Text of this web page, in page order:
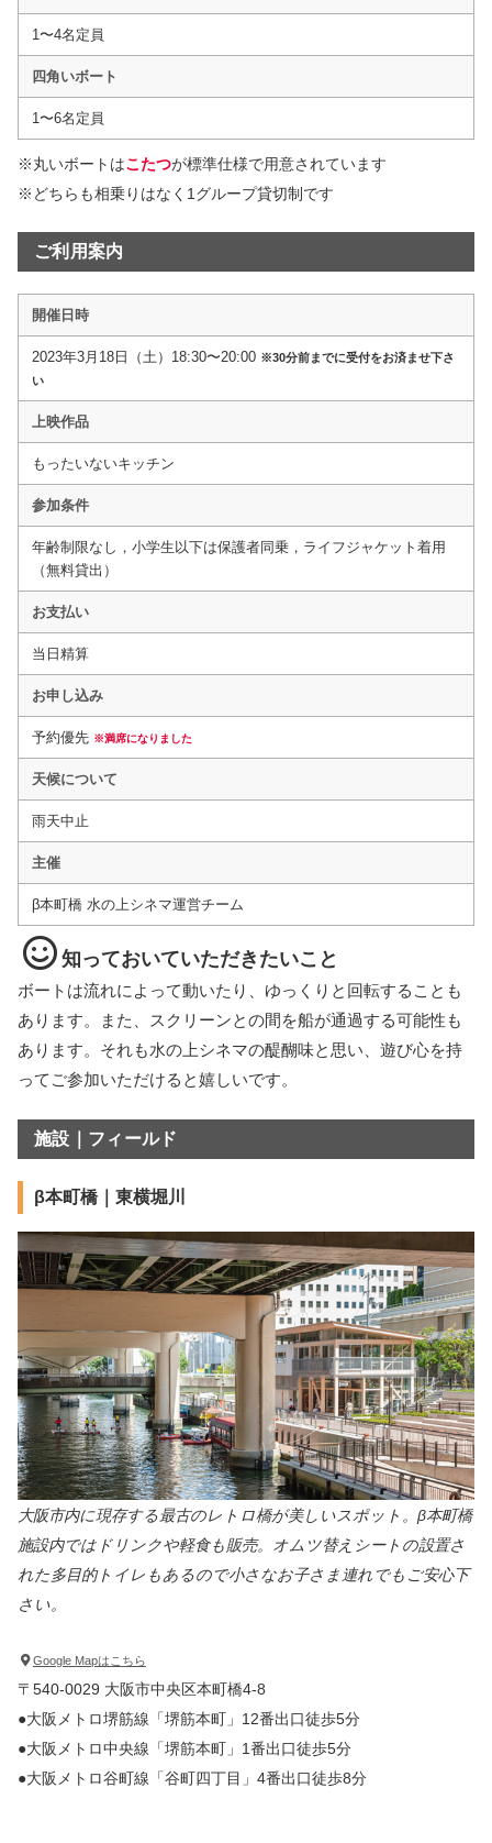
1〜4名定員
四角いボート
1〜6名定員
※丸いボートはこたつが標準仕様で用意されています
※どちらも相乗りはなく1グループ貸切制です
ご利用案内
開催日時
2023年3月18日（土）18:30〜20:00 ※30分前までに受付をお済ませ下さ
い
上映作品
もったいないキッチン
参加条件
年齢制限なし，小学生以下は保護者同乗，ライフジャケット着用
（無料貸出）
お支払い
当日精算
お申し込み
予約優先 ※満席になりました
天候について
雨天中止
主催
β本町橋 水の上シネマ運営チーム
知っておいていただきたいこと
ボートは流れによって動いたり、ゆっくりと回転することも
あります。また、スクリーンとの間を船が通過する可能性も
あります。それも水の上シネマの醍醐味と思い、遊び心を持
ってご参加いただけると嬉しいです。
施設｜フィールド
β本町橋｜東横堀川
大阪市内に現存する最古のレトロ橋が美しいスポット。β本町橋
施設内ではドリンクや軽食も販売。オムツ替えシートの設置さ
れた多目的トイレもあるので小さなお子さま連れでもご安心下
さい。
Google Mapはこちら
〒540-0029 大阪市中央区本町橋4-8
●大阪メトロ堺筋線「堺筋本町」12番出口徒歩5分
●大阪メトロ中央線「堺筋本町」1番出口徒歩5分
●大阪メトロ谷町線「谷町四丁目」4番出口徒歩8分